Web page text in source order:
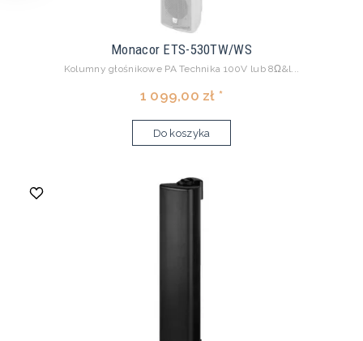
Monacor ETS-530TW/WS
Kolumny głośnikowe PA Technika 100V lub 8Ω&l...
1 099,00 zł *
Do koszyka